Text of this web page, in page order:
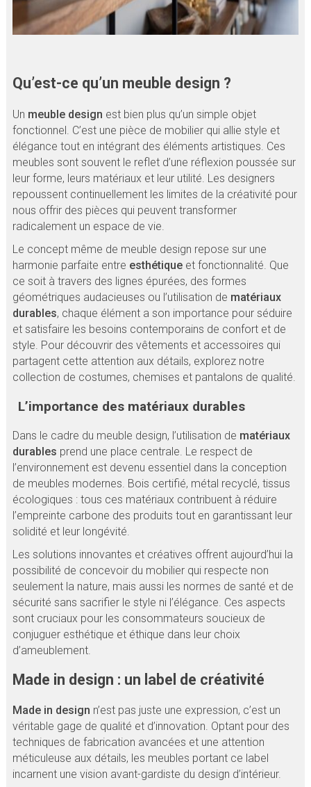
Qu’est-ce qu’un meuble design ?
Un meuble design est bien plus qu’un simple objet
fonctionnel. C’est une pièce de mobilier qui allie style et
élégance tout en intégrant des éléments artistiques. Ces
meubles sont souvent le reflet d’une réflexion poussée sur
leur forme, leurs matériaux et leur utilité. Les designers
repoussent continuellement les limites de la créativité pour
nous offrir des pièces qui peuvent transformer
radicalement un espace de vie.
Le concept même de meuble design repose sur une
harmonie parfaite entre esthétiqueet fonctionnalité. Que
ce soit à travers des lignes épurées, des formes
géométriques audacieuses ou l’utilisation de matériaux
durables, chaque élément a son importance pour séduire
et satisfaire les besoins contemporains de confort et de
style. Pour découvrir des vêtements et accessoires qui
partagent cette attention aux détails, explorez notre
collection de costumes, chemises et pantalons de qualité.
L’importance des matériaux durables
Dans le cadre du meuble design, l’utilisation de matériaux
durables prend une place centrale. Le respect de
l’environnement est devenu essentiel dans la conception
de meubles modernes. Bois certifié, métal recyclé, tissus
écologiques : tous ces matériaux contribuent à réduire
l’empreinte carbone des produits tout en garantissant leur
solidité et leur longévité.
Les solutions innovantes et créatives offrent aujourd’hui la
possibilité de concevoir du mobilier qui respecte non
seulement la nature, mais aussi les normes de santé et de
sécurité sans sacrifier le style ni l’élégance. Ces aspects
sont cruciaux pour les consommateurs soucieux de
conjuguer esthétique et éthique dans leur choix
d’ameublement.
Made in design : un label de créativité
Made in design n’est pas juste une expression, c’est un
véritable gage de qualité et d’innovation. Optant pour des
techniques de fabrication avancées et une attention
méticuleuse aux détails, les meubles portant ce label
incarnent une vision avant-gardiste du design d’intérieur.